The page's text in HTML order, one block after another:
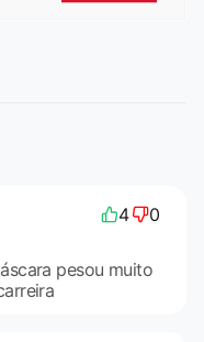
4 0
pesou muito